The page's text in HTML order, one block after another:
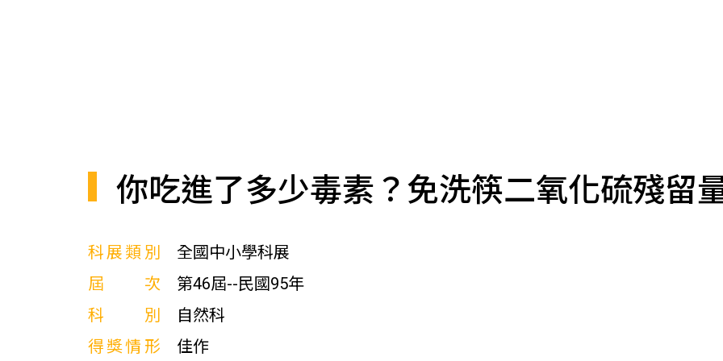
你吃進了多少毒素？免洗筷二氧化硫殘留
科展類別
全國中小學科展
屆次
第46屆--民國95年
科別
自然科
得獎情形
佳作